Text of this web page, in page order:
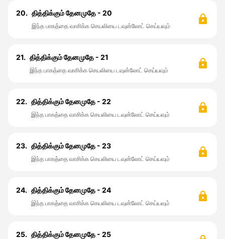
20. தித்திக்கும் தேனமுதே - 20
இந்த பாகத்தை வாசிக்க செயலியை டவுன்லோட் செய்யவும்
21. தித்திக்கும் தேனமுதே - 21
இந்த பாகத்தை வாசிக்க செயலியை டவுன்லோட் செய்யவும்
22. தித்திக்கும் தேனமுதே - 22
இந்த பாகத்தை வாசிக்க செயலியை டவுன்லோட் செய்யவும்
23. தித்திக்கும் தேனமுதே - 23
இந்த பாகத்தை வாசிக்க செயலியை டவுன்லோட் செய்யவும்
24. தித்திக்கும் தேனமுதே - 24
இந்த பாகத்தை வாசிக்க செயலியை டவுன்லோட் செய்யவும்
25. தித்திக்கும் தேனமுதே - 25